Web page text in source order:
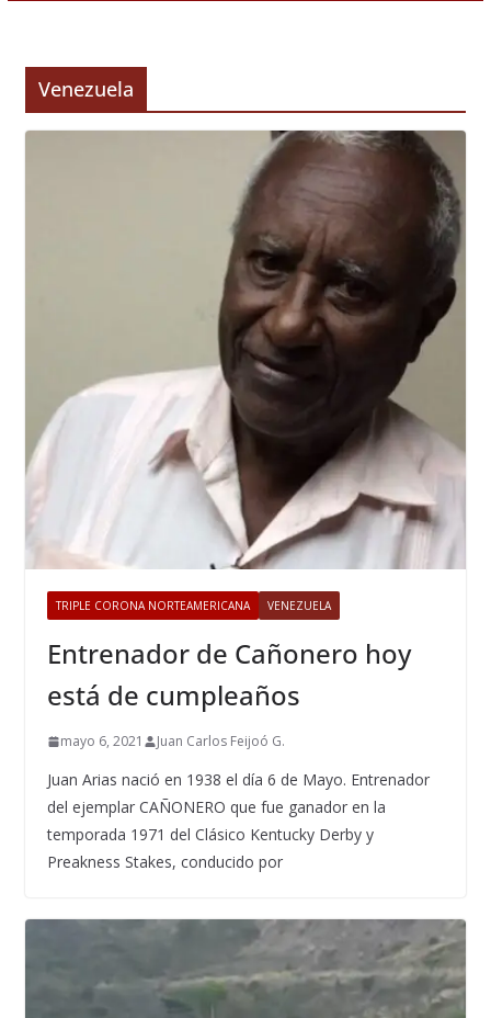
Venezuela
TRIPLE CORONA NORTEAMERICANA VENEZUELA
Entrenador de Cañonero hoy
está de cumpleaños
mayo 6, 2021 Juan Carlos Feijoó G.
Juan Arias nació en 1938 el día 6 de Mayo. Entrenador
del ejemplar CAÑONERO que fue ganador en la
temporada 1971 del Clásico Kentucky Derby y
Preakness Stakes, conducido por